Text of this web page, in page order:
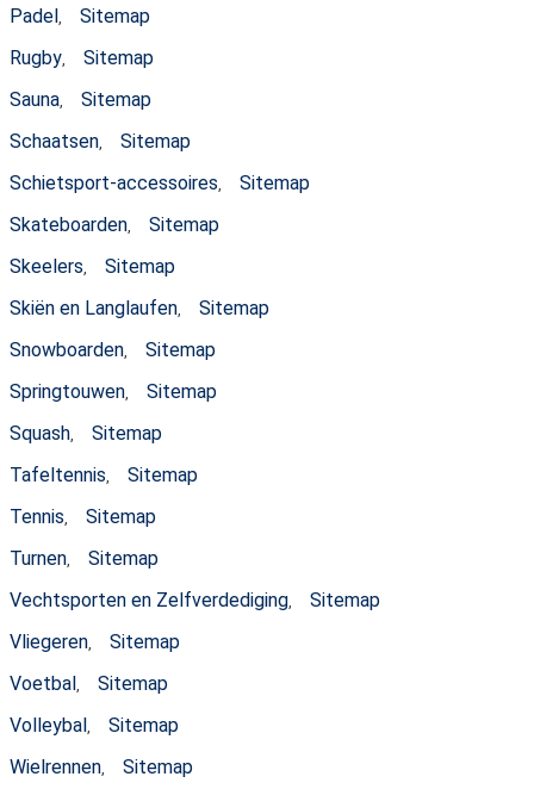
Padel,
Sitemap
Rugby,
Sitemap
Sauna,
Sitemap
Schaatsen,
Sitemap
Schietsport-accessoires,
Sitemap
Skateboarden,
Sitemap
Skeelers,
Sitemap
Skiën en Langlaufen,
Sitemap
Snowboarden,
Sitemap
Springtouwen,
Sitemap
Squash,
Sitemap
Tafeltennis,
Sitemap
Tennis,
Sitemap
Turnen,
Sitemap
Vechtsporten en Zelfverdediging,
Sitemap
Vliegeren,
Sitemap
Voetbal,
Sitemap
Volleybal,
Sitemap
Wielrennen,
Sitemap